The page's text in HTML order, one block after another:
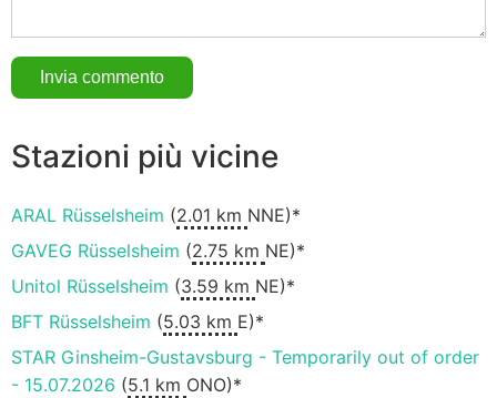
Stazioni più vicine
ARAL Rüsselsheim (2.01 km NNE)*
GAVEG Rüsselsheim (2.75 km NE)*
Unitol Rüsselsheim (3.59 km NE)*
BFT Rüsselsheim (5.03 km E)*
STAR Ginsheim-Gustavsburg - Temporarily out of order
- 15.07.2026 (5.1 km ONO)*